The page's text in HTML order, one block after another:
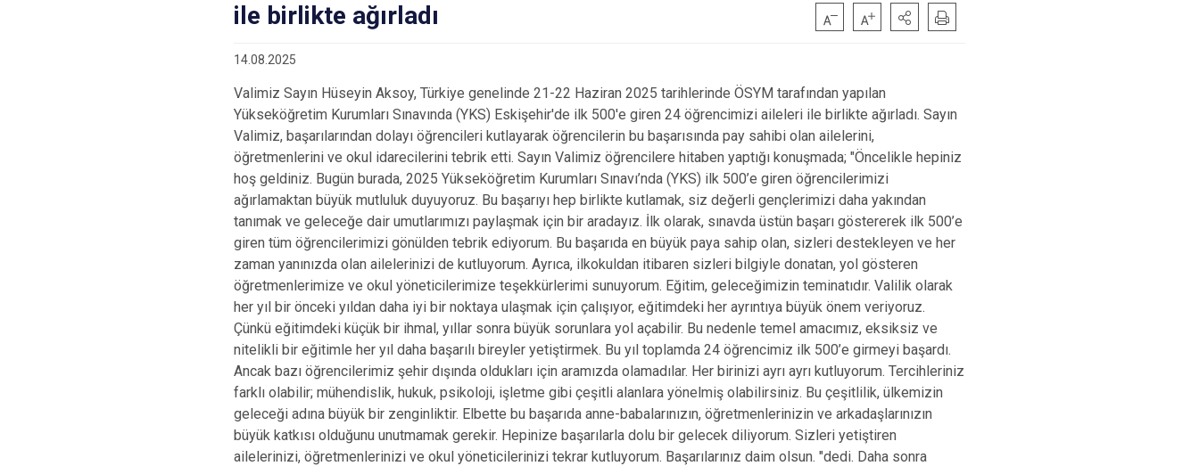
ile birlikte ağırladı
14.08.2025
Valimiz Sayın Hüseyin Aksoy, Türkiye genelinde 21-22 Haziran 2025 tarihlerinde ÖSYM tarafından yapılan
Yükseköğretim Kurumları Sınavında (YKS) Eskişehir'de ilk 500'e giren 24 öğrencimizi aileleri ile birlikte ağırladı. Sayın
Valimiz, başarılarından dolayı öğrencileri kutlayarak öğrencilerin bu başarısında pay sahibi olan ailelerini,
öğretmenlerini ve okul idarecilerini tebrik etti. Sayın Valimiz öğrencilere hitaben yaptığı konuşmada; "Öncelikle hepiniz
hoş geldiniz. Bugün burada, 2025 Yükseköğretim Kurumları Sınavı’nda (YKS) ilk 500’e giren öğrencilerimizi
ağırlamaktan büyük mutluluk duyuyoruz. Bu başarıyı hep birlikte kutlamak, siz değerli gençlerimizi daha yakından
tanımak ve geleceğe dair umutlarımızı paylaşmak için bir aradayız. İlk olarak, sınavda üstün başarı göstererek ilk 500’e
giren tüm öğrencilerimizi gönülden tebrik ediyorum. Bu başarıda en büyük paya sahip olan, sizleri destekleyen ve her
zaman yanınızda olan ailelerinizi de kutluyorum. Ayrıca, ilkokuldan itibaren sizleri bilgiyle donatan, yol gösteren
öğretmenlerimize ve okul yöneticilerimize teşekkürlerimi sunuyorum. Eğitim, geleceğimizin teminatıdır. Valilik olarak
her yıl bir önceki yıldan daha iyi bir noktaya ulaşmak için çalışıyor, eğitimdeki her ayrıntıya büyük önem veriyoruz.
Çünkü eğitimdeki küçük bir ihmal, yıllar sonra büyük sorunlara yol açabilir. Bu nedenle temel amacımız, eksiksiz ve
nitelikli bir eğitimle her yıl daha başarılı bireyler yetiştirmek. Bu yıl toplamda 24 öğrencimiz ilk 500’e girmeyi başardı.
Ancak bazı öğrencilerimiz şehir dışında oldukları için aramızda olamadılar. Her birinizi ayrı ayrı kutluyorum. Tercihleriniz
farklı olabilir; mühendislik, hukuk, psikoloji, işletme gibi çeşitli alanlara yönelmiş olabilirsiniz. Bu çeşitlilik, ülkemizin
geleceği adına büyük bir zenginliktir. Elbette bu başarıda anne-babalarınızın, öğretmenlerinizin ve arkadaşlarınızın
büyük katkısı olduğunu unutmamak gerekir. Hepinize başarılarla dolu bir gelecek diliyorum. Sizleri yetiştiren
ailelerinizi, öğretmenlerinizi ve okul yöneticilerinizi tekrar kutluyorum. Başarılarınız daim olsun. "dedi. Daha sonra